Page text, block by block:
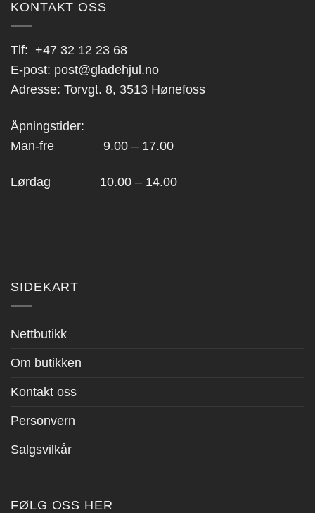
KONTAKT OSS
Tlf: +47 32 12 23 68
E-post: post@gladehjul.no
Adresse: Torvgt. 8, 3513 Hønefoss
Åpningstider:
Man-fre 9.00 – 17.00
Lørdag 10.00 – 14.00
SIDEKART
Nettbutikk
Om butikken
Kontakt oss
Personvern
Salgsvilkår
FØLG OSS HER